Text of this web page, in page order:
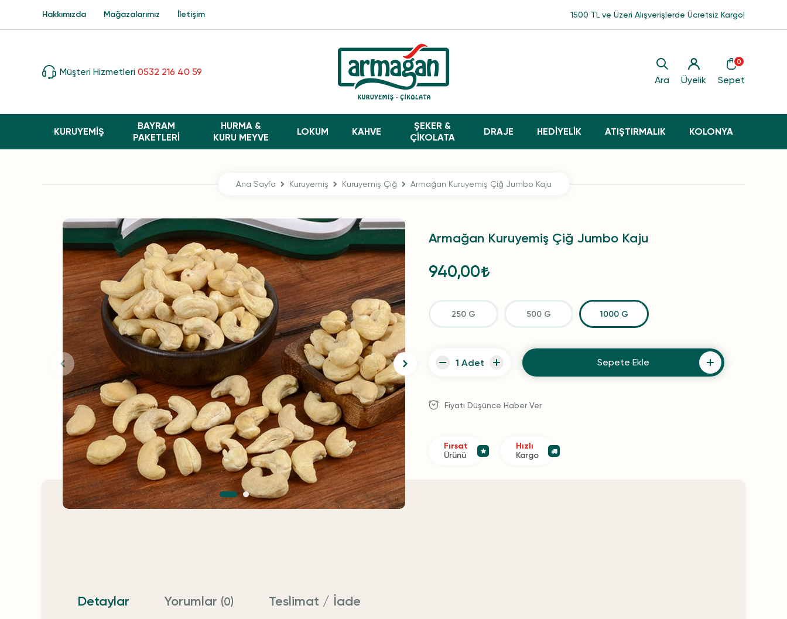
Müşteri Hizmetleri 0532 216 40 59
Ara Üyelik
0
Sepet
KURUYEMİŞ
BAYRAM
PAKETLERI
HURMA &
KURU MEYVE
LOKUM KAHVE
ŞEKER &
ÇİKOLATA
DRAJE HEDİYELİK ATIŞTIRMALIK KOLONYA
Hakkımızda Mağazalarımız İletişim 1500 TL ve Üzeri Alışverişlerde Ücretsiz Kargo!
Ana Sayfa Kuruyemiş Kuruyemiş Çiğ Armağan Kuruyemiş Çiğ Jumbo Kaju
Armağan Kuruyemiş Çiğ Jumbo Kaju
940,00
250 G 500 G 1000 G
Sepete Ekle
Fiyatı Düşünce Haber Ver
Fırsat
Ürünü
Hızlı
Kargo
Detaylar Yorumlar (0) Teslimat / İade